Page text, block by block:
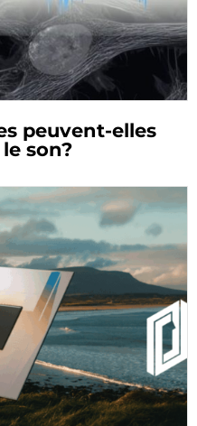
peuvent-elles
son?